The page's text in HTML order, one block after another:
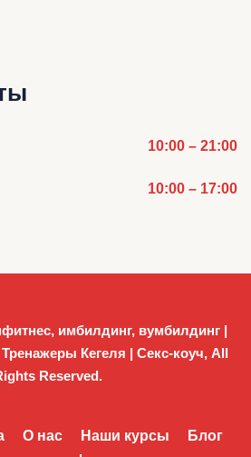
10:00 – 21:00
10:00 – 17:00
имбилдинг, вумбилдинг |
Кегеля | Секс-коуч, All
Reserved.
О нас Наши курсы
Блог